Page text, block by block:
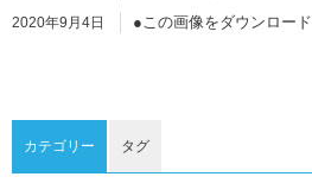
2020年9月4日 ●この画像をダウンロード
カテゴリー タグ